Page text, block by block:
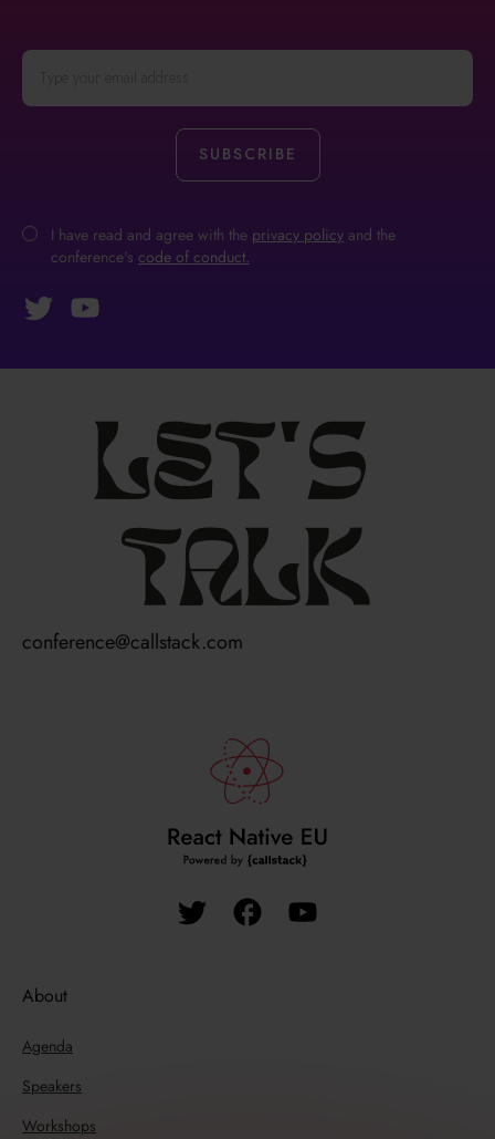
I have read and agree with the privacy policy and the
conference's code of conduct.
Let's
talk
conference@callstack.com
About
Agenda
Speakers
Workshops